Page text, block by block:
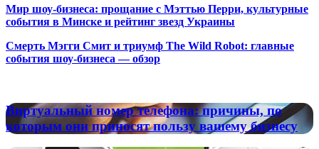
Мир шоу-бизнеса: прощание с Мэттью Перри, культурные
события в Минске и рейтинг звезд Украины
Смерть Мэгги Смит и триумф The Wild Robot: главные
события шоу-бизнеса — обзор
Виртуальный
номер
телефона:
причины,
Виртуальный номер телефона: причины, по
которым они приносят пользу вашему бизнесу